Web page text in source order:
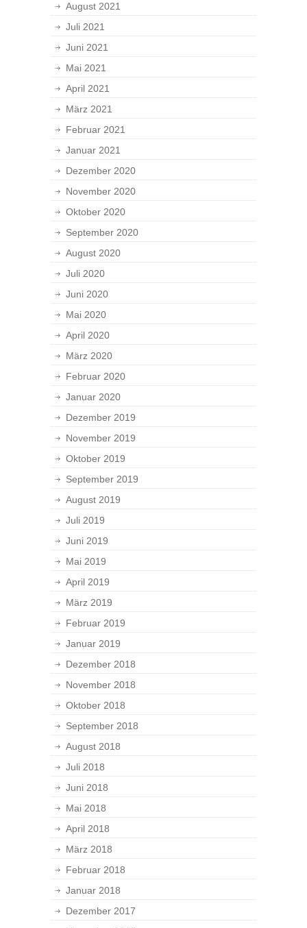
August 2021
Juli 2021
Juni 2021
Mai 2021
April 2021
März 2021
Februar 2021
Januar 2021
Dezember 2020
November 2020
Oktober 2020
September 2020
August 2020
Juli 2020
Juni 2020
Mai 2020
April 2020
März 2020
Februar 2020
Januar 2020
Dezember 2019
November 2019
Oktober 2019
September 2019
August 2019
Juli 2019
Juni 2019
Mai 2019
April 2019
März 2019
Februar 2019
Januar 2019
Dezember 2018
November 2018
Oktober 2018
September 2018
August 2018
Juli 2018
Juni 2018
Mai 2018
April 2018
März 2018
Februar 2018
Januar 2018
Dezember 2017